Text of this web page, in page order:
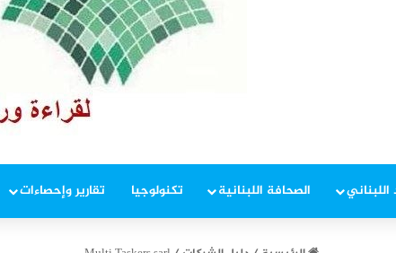
اللبناني الصحافة اللبنانية تكنولوجيا تقارير وإحصاءات